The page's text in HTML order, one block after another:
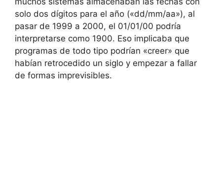
solo dos dígitos para el año («dd/mm/aa»), al
pasar de 1999 a 2000, el 01/01/00 podría
interpretarse como 1900. Eso implicaba que
programas de todo tipo podrían «creer» que
habían retrocedido un siglo y empezar a fallar
de formas imprevisibles.